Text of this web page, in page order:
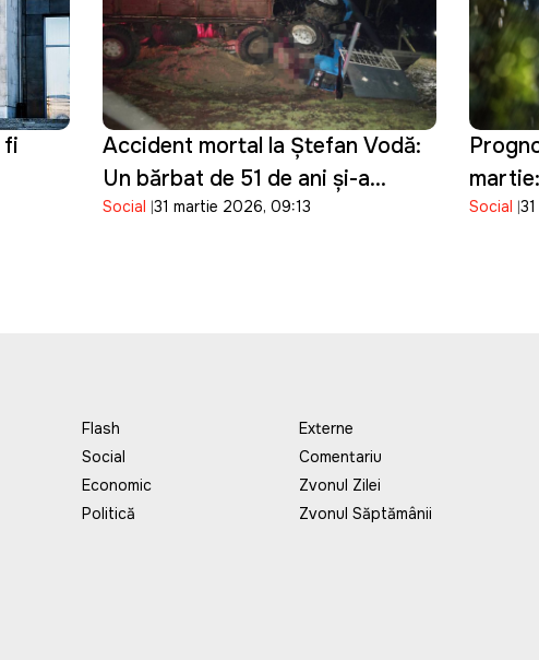
fi
Accident mortal la Ștefan Vodă:
Un bărbat de 51 de ani și-a
pierdut viața după ce a pierdut
Social 31 martie 2026, 09:13 Social
Flash
Social
Economic
Politică
Externe
Comentariu
Zvonul Zilei
Zvonul Săptămânii